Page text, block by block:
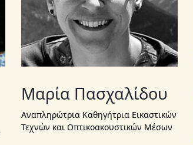
Μαρία Πασχαλίδου
Αναπληρώτρια Καθηγήτρια Εικαστικών
Τεχνών και Οπτικοακουστικών Μέσων